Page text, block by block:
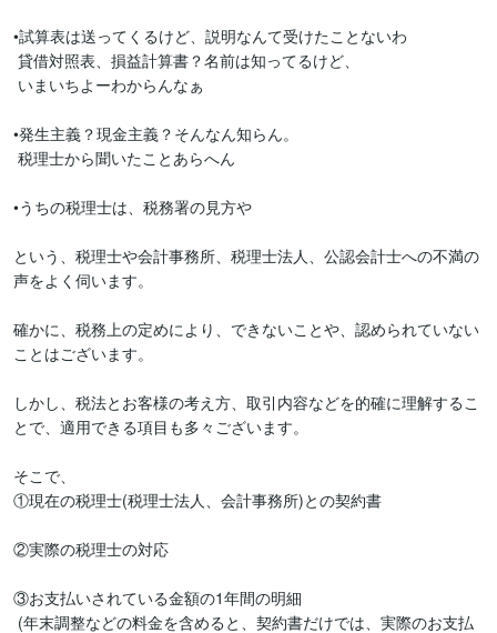
•試算表は送ってくるけど、説明なんて受けたことないわ
•発生主義？現金主義？そんなん知らん。
•うちの税理士は、税務署の見方や
という、税理士や会計事務所、税理士法人、公認会計士への不満の
声をよく伺います。
確かに、税務上の定めにより、できないことや、認められていない
ことはございます。
しかし、税法とお客様の考え方、取引内容などを的確に理解するこ
とで、適用できる項目も多々ございます。
そこで、
①現在の税理士(税理士法人、会計事務所)との契約書
②実際の税理士の対応
③お支払いされている金額の1年間の明細